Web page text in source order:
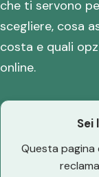
che ti servono
scegliere, cosa
costa e quali
online.
Sei
Questa pagina